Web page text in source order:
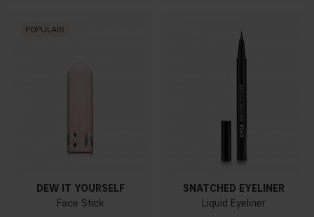
POPULAIR
DEW IT YOURSELF
Face Stick
SNATCHED EYELINER
Liquid Eyeliner